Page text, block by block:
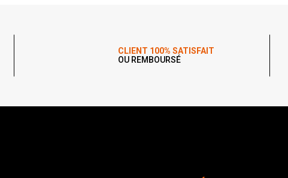
CLIENT 100% SATISFAIT
OU REMBOURSÉ